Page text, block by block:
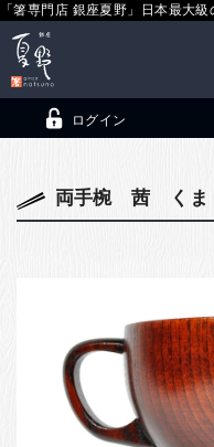
「箸専門店 銀座夏野」日本最大
銀座夏野・箸長 について
こども和食器 小夏について
ご利用ガイド
ログイン
両手椀 茜 くま